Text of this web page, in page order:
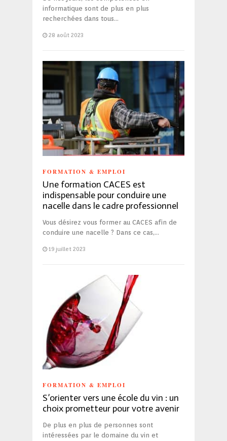
informatique sont de plus en plus
recherchées dans tous…
28 août 2023
FORMATION & EMPLOI
Une formation CACES est
indispensable pour conduire une
nacelle dans le cadre professionnel
Vous désirez vous former au CACES afin de
conduire une nacelle ? Dans ce cas,…
19 juillet 2023
FORMATION & EMPLOI
S’orienter vers une école du vin : un
choix prometteur pour votre avenir
De plus en plus de personnes sont
intéressées par le domaine du vin et